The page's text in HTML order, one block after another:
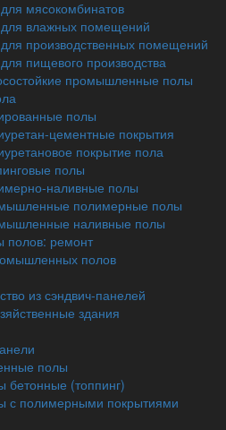
мясокомбинатов
влажных помещений
производственных помещений
пищевого производства
промышленные полы
полы
цементные покрытия
покрытие пола
полы
наливные полы
полимерные полы
наливные полы
полов: ремонт
полов
из сэндвич-панелей
здания
полы
бетонные (топпинг)
с полимерными покрытиями